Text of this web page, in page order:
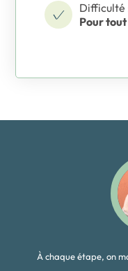
Difficulté
Pour
À chaque étape, on